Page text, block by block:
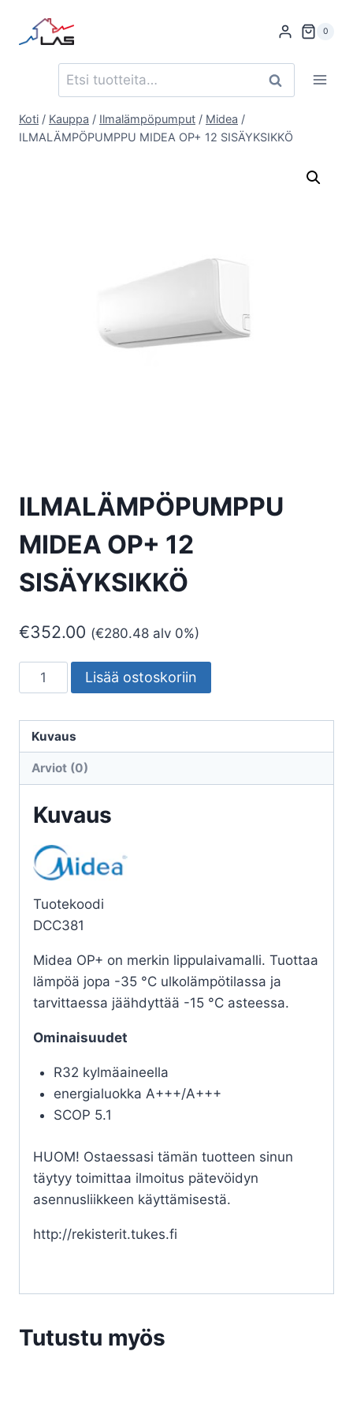
sisältöön
0
Etsi: Haku
Koti / Kauppa / Ilmalämpöpumput / Midea /
ILMALÄMPÖPUMPPU MIDEA OP+ 12 SISÄYKSIKKÖ
ILMALÄMPÖPUMPPU
MIDEA OP+ 12
SISÄYKSIKKÖ
€352.00 (€280.48 alv 0%)
ILMALÄMPÖPUMPPU
MIDEA
SISÄYKSIKKÖ
Lisää ostoskoriin
Kuvaus
Arviot (0)
Kuvaus
Tuotekoodi
DCC381
Midea OP+ on merkin lippulaivamalli. Tuottaa
lämpöä jopa -35 °C ulkolämpötilassa ja
tarvittaessa jäähdyttää -15 °C asteessa.
Ominaisuudet
R32 kylmäaineella
energialuokka A+++/A+++
SCOP 5.1
HUOM! Ostaessasi tämän tuotteen sinun
täytyy toimittaa ilmoitus pätevöidyn
asennusliikkeen käyttämisestä.
http://rekisterit.tukes.fi
Tutustu myös